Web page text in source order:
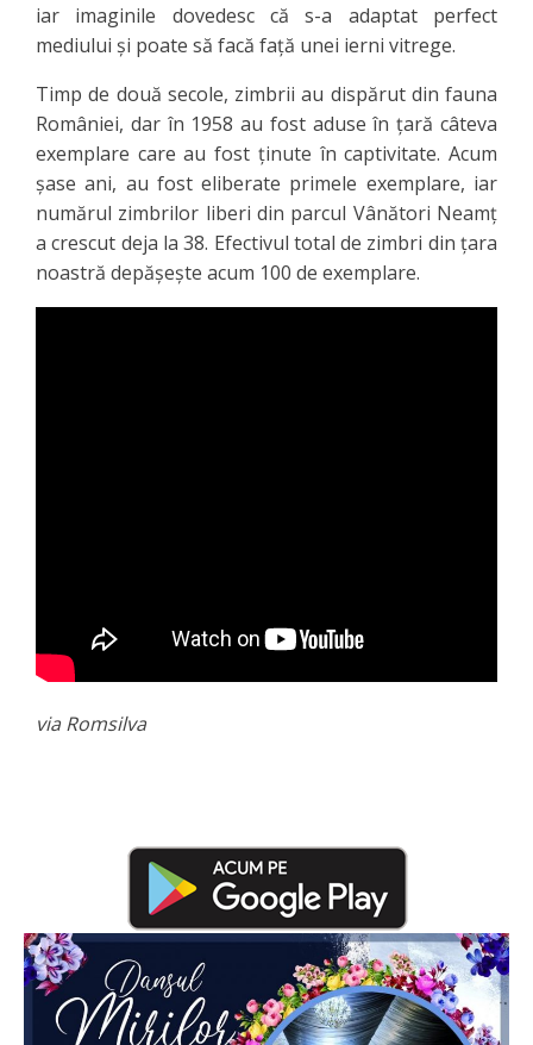
iar imaginile dovedesc că s-a adaptat perfect
mediului şi poate să facă faţă unei ierni vitrege.
Timp de două secole, zimbrii au dispărut din fauna
României, dar în 1958 au fost aduse în țară câteva
exemplare care au fost ţinute în captivitate. Acum
șase ani, au fost eliberate primele exemplare, iar
numărul zimbrilor liberi din parcul Vânători Neamţ
a crescut deja la 38. Efectivul total de zimbri din ţara
noastră depășește acum 100 de exemplare.
via Romsilva